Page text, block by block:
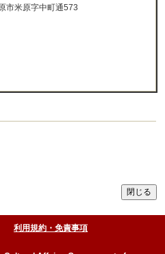
市米原字中町通573
利用規約・免責事項